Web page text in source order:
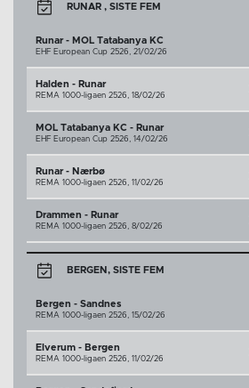
RUNAR , SISTE FEM
Runar - MOL Tatabanya KC
EHF European Cup 2526, 21/02/26
Halden - Runar
REMA 1000-ligaen 2526, 18/02/26
MOL Tatabanya KC - Runar
EHF European Cup 2526, 14/02/26
Runar - Nærbø
REMA 1000-ligaen 2526, 11/02/26
Drammen - Runar
REMA 1000-ligaen 2526, 8/02/26
BERGEN, SISTE FEM
Bergen - Sandnes
REMA 1000-ligaen 2526, 15/02/26
Elverum - Bergen
REMA 1000-ligaen 2526, 11/02/26